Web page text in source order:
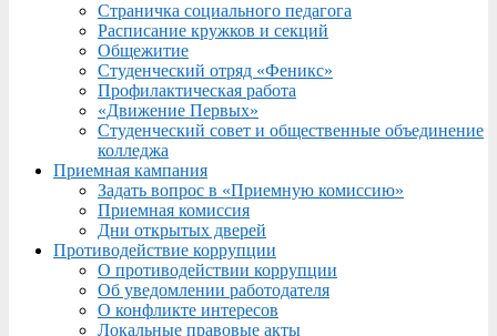
Страничка социального педагога
Расписание кружков и секций
Общежитие
Студенческий отряд «Феникс»
Профилактическая работа
«Движение Первых»
Студенческий совет и общественные объединение
колледжа
Приемная кампания
Задать вопрос в «Приемную комиссию»
Приемная комиссия
Дни открытых дверей
Противодействие коррупции
О противодействии коррупции
Об уведомлении работодателя
О конфликте интересов
Локальные правовые акты